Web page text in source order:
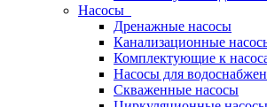
Насосы
Дренажные насосы
Канализационные
Комплектующие к
Насосы для
Скваженные насосы